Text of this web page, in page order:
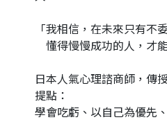
「我相信，在未來只有不
懂得慢慢成功的人，才能
日本人氣心理諮商師，傳
提點：
學會吃虧、以自己為優先